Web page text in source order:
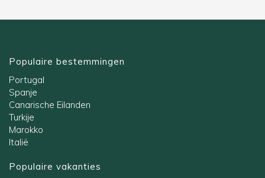
Populaire bestemmingen
Portugal
Spanje
Canarische Eilanden
Turkije
Marokko
Italië
Populaire vakanties